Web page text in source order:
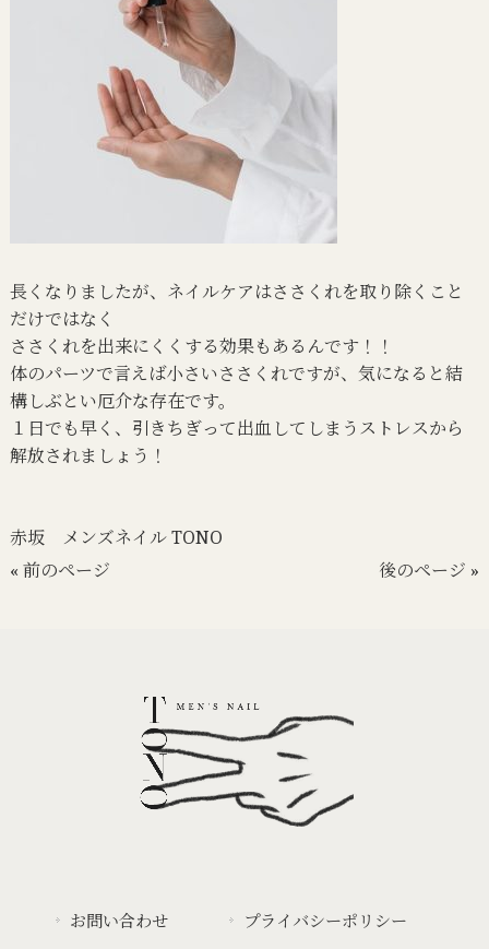
長くなりましたが、ネイルケアはささくれを取り除くこと
だけではなく
ささくれを出来にくくする効果もあるんです！！
体のパーツで言えば小さいささくれですが、気になると結
構しぶとい厄介な存在です。
１日でも早く、引きちぎって出血してしまうストレスから
解放されましょう！
赤坂 メンズネイル TONO
« 前のページ
後のページ »
お問い合わせ プライバシーポリシー